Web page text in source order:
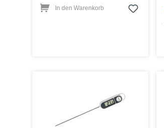
In den Warenkorb